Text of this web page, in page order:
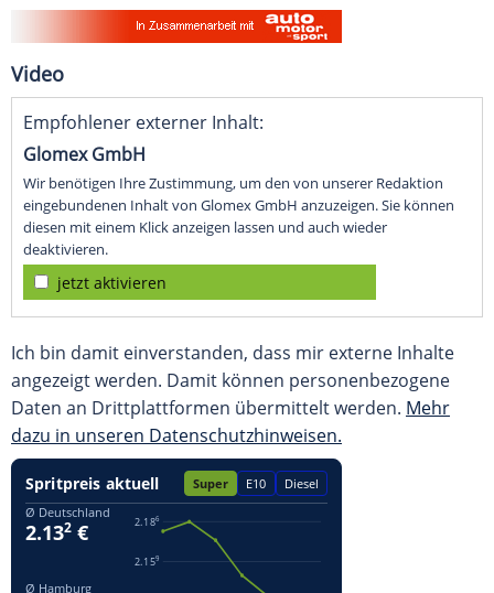
Video
Empfohlener externer Inhalt:
Glomex GmbH
Wir benötigen Ihre Zustimmung, um den von unserer Redaktion
eingebundenen Inhalt von Glomex GmbH anzuzeigen. Sie können
diesen mit einem Klick anzeigen lassen und auch wieder
deaktivieren.
jetzt aktivieren
Ich bin damit einverstanden, dass mir externe Inhalte
angezeigt werden. Damit können personenbezogene
Daten an Drittplattformen übermittelt werden. Mehr
dazu in unseren Datenschutzhinweisen.